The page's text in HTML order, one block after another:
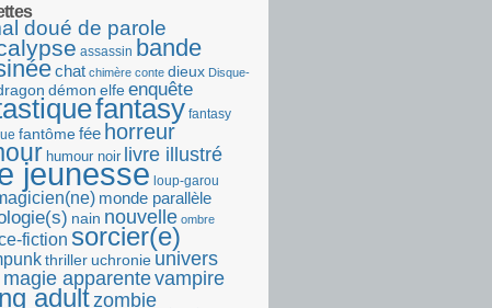
doué de parole
assassin bande
chat chimère conte dieux Disque-
démon elfeenquête
fantasy fantasy
fantômefée horreur
humour noir livre illustré
jeunesse loup-garou
monde parallèle
nain nouvelle ombre
fiction sorcier(e)
thriller uchronie univers
apparentevampire
adultzombie